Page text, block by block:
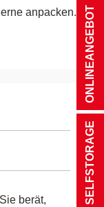
anpacken.
berät,
ONLINEANGEBOT
SELFSTORAGE